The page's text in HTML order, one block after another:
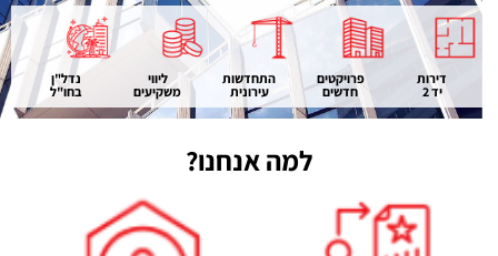
דירות
יד 2
פרויקטים
חדשים
התחדשות
עירונית
ליווי
משקיעים
נדל"ן
בחו"ל
למה אנחנו?